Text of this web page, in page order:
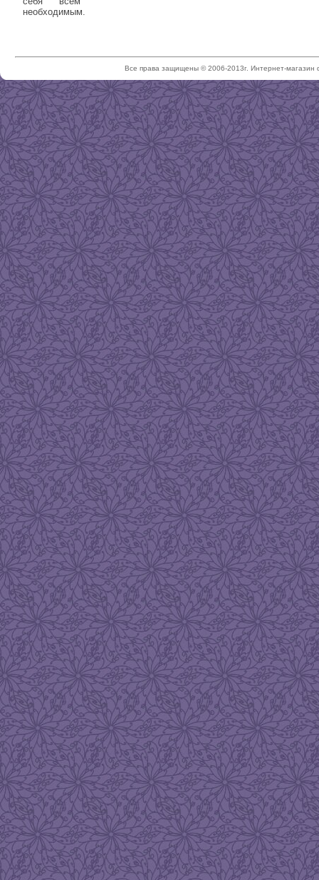
необходимым.
Все права защищены © 2006-2013г. Интернет-магазин